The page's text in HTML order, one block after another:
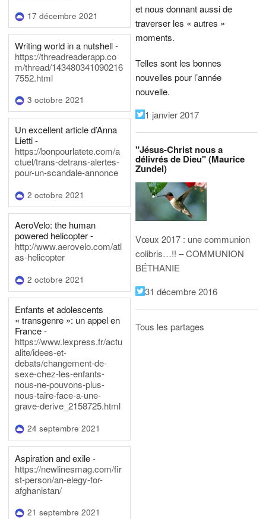
17 décembre 2021
Writing world in a nutshell -
https://threadreaderapp.co
m/thread/143480341090216
7552.html
3 octobre 2021
Un excellent article d’Anna
Lietti -
https://bonpourlatete.com/a
ctuel/trans-detrans-alertes-
pour-un-scandale-annonce
2 octobre 2021
AeroVelo: the human
powered helicopter -
http://www.aerovelo.com/atl
as-helicopter
2 octobre 2021
Enfants et adolescents
« transgenre »: un appel en
France -
https://www.lexpress.fr/actu
alite/idees-et-
debats/changement-de-
sexe-chez-les-enfants-
nous-ne-pouvons-plus-
nous-taire-face-a-une-
grave-derive_2158725.html
24 septembre 2021
Aspiration and exile -
https://newlinesmag.com/fir
st-person/an-elegy-for-
afghanistan/
21 septembre 2021
et nous donnant aussi de
traverser les « autres »
moments.
Telles sont les bonnes
nouvelles pour l’année
nouvelle.
1 janvier 2017
"Jésus-Christ nous a
délivrés de Dieu" (Maurice
Zundel)
Vœux 2017 : une communion
colibris…!! – COMMUNION
BÉTHANIE
31 décembre 2016
Tous les partages